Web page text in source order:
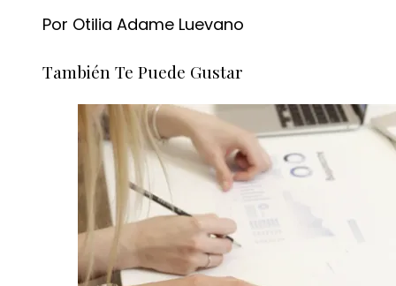
Por Otilia Adame Luevano
También Te Puede Gustar